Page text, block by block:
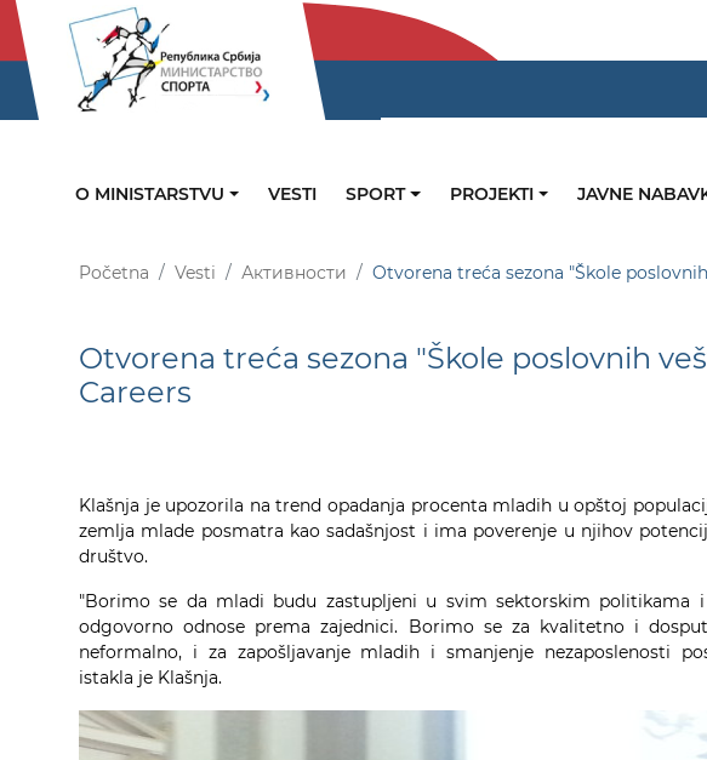
O MINISTARSTVU VESTI SPORT PROJEKTI JAVNE
Početna Vesti Активности Otvorena treća sezona "Škole
Otvorena treća sezona "Škole poslovnih
Careers
Klašnja je upozorila na trend opadanja procenta mladih u opštoj
zemlja mlade posmatra kao sadašnjost i ima poverenje u njihov
društvo.
"Borimo se da mladi budu zastupljeni u svim sektorskim
odgovorno odnose prema zajednici. Borimo se za kvalitetno i
neformalno, i za zapošljavanje mladih i smanjenje nezaposlenosti
istakla je Klašnja.